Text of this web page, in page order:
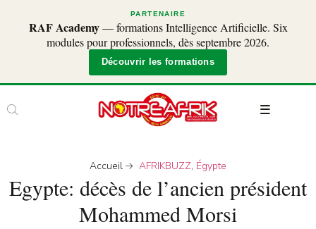
PARTENAIRE
RAF Academy— formations Intelligence Artificielle. Six
modules pour professionnels, dès septembre 2026.
Découvrir les formations
Accueil AFRIKBUZZ, Égypte
Egypte: décès de l’ancien président
Mohammed Morsi